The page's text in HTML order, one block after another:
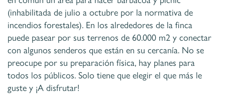
(inhabilitada de julio a octubre por la normativa de
incendios forestales). En los alrededores de la finca
puede pasear por sus terrenos de 60.000 m2 y conectar
con algunos senderos que están en su cercanía. No se
preocupe por su preparación física, hay planes para
todos los públicos. Solo tiene que elegir el que más le
guste y ¡A disfrutar!